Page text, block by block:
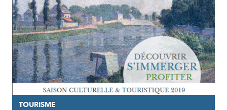
TOURISME